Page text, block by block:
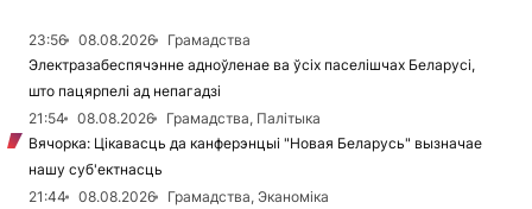
23:56 08.08.2026
Грамадства
Электразабеспячэнне адноўленае ва ўсіх паселішчах Беларусі,
што пацярпелі ад непагадзі
21:54
08.08.2026
Грамадства, Палітыка
Вячорка: Цікавасць да канферэнцыі "Новая Беларусь" вызначае
нашу суб'ектнасць
21:44
08.08.2026
Грамадства, Эканоміка